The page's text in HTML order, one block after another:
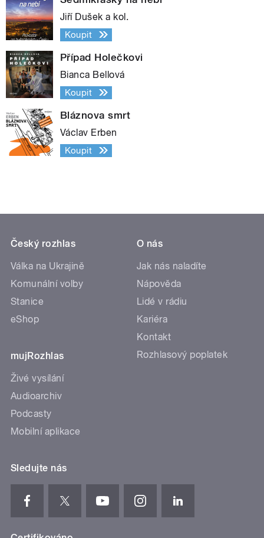
Jiří Dušek a kol.
Koupit
Případ Holečkovi
Bianca Bellová
Koupit
Bláznova smrt
Václav Erben
Koupit
Český rozhlas
Válka na Ukrajině
Komunální volby
Stanice
eShop
mujRozhlas
Živé vysílání
Audioarchiv
Podcasty
Mobilní aplikace
O nás
Jak nás naladíte
Nápověda
Lidé v rádiu
Kariéra
Kontakt
Rozhlasový poplatek
Sledujte nás